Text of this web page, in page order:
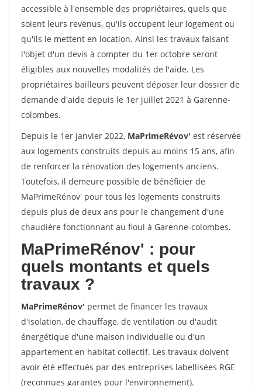
accessible à l'ensemble des propriétaires, quels que
soient leurs revenus, qu'ils occupent leur logement ou
qu'ils le mettent en location. Ainsi les travaux faisant
l'objet d'un devis à compter du 1er octobre seront
éligibles aux nouvelles modalités de l'aide. Les
propriétaires bailleurs peuvent déposer leur dossier de
demande d'aide depuis le 1er juillet 2021 à Garenne-
colombes.
Depuis le 1er janvier 2022, MaPrimeRévov' est réservée
aux logements construits depuis au moins 15 ans, afin
de renforcer la rénovation des logements anciens.
Toutefois, il demeure possible de bénéficier de
MaPrimeRénov' pour tous les logements construits
depuis plus de deux ans pour le changement d'une
chaudière fonctionnant au fioul à Garenne-colombes.
MaPrimeRénov' : pour
quels montants et quels
travaux ?
MaPrimeRénov' permet de financer les travaux
d'isolation, de chauffage, de ventilation ou d'audit
énergétique d'une maison individuelle ou d'un
appartement en habitat collectif. Les travaux doivent
avoir été effectués par des entreprises labellisées RGE
(reconnues garantes pour l'environnement).